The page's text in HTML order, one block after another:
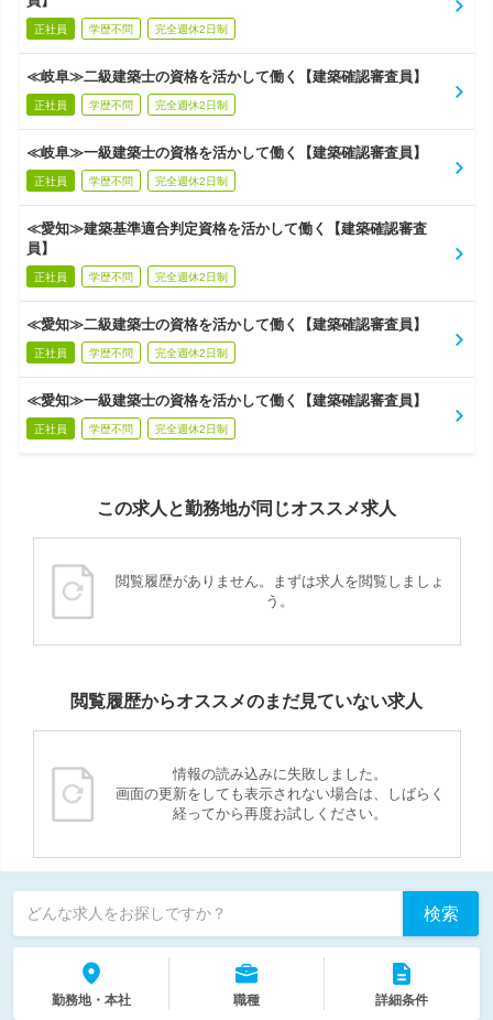
正社員 学歴不問 完全週休2日制
≪岐阜≫二級建築士の資格を活かして働く【建築確認審査員】
正社員 学歴不問 完全週休2日制
≪岐阜≫一級建築士の資格を活かして働く【建築確認審査員】
正社員 学歴不問 完全週休2日制
≪愛知≫建築基準適合判定資格を活かして働く【建築確認審査
員】
正社員 学歴不問 完全週休2日制
≪愛知≫二級建築士の資格を活かして働く【建築確認審査員】
正社員 学歴不問 完全週休2日制
≪愛知≫一級建築士の資格を活かして働く【建築確認審査員】
正社員 学歴不問 完全週休2日制
この求人と勤務地が同じオススメ求人
閲覧履歴がありません。まずは求人を閲覧しましょ
う。
閲覧履歴からオススメのまだ見ていない求人
情報の読み込みに失敗しました。
画面の更新をしても表示されない場合は、しばらく
経ってから再度お試しください。
どんな求人をお探しですか？ 検索
勤務地・本社 職種 詳細条件